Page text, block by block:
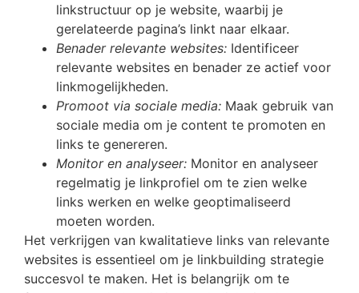
linkstructuur op je website, waarbij je
gerelateerde pagina’s linkt naar elkaar.
Benader relevante websites: Identificeer
relevante websites en benader ze actief voor
linkmogelijkheden.
Promoot via sociale media: Maak gebruik van
sociale media om je content te promoten en
links te genereren.
Monitor en analyseer: Monitor en analyseer
regelmatig je linkprofiel om te zien welke
links werken en welke geoptimaliseerd
moeten worden.
Het verkrijgen van kwalitatieve links van relevante
websites is essentieel om je linkbuilding strategie
succesvol te maken. Het is belangrijk om te